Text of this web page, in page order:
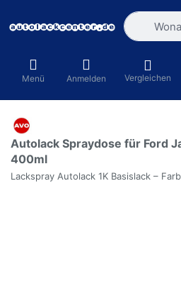
Geben Sie
Menü Anmelden Vergleichen
Autolack Spraydose für Ford
400ml
Lackspray Autolack 1K Basislack –